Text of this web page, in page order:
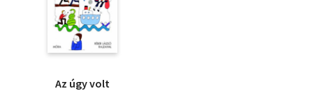
Az úgy volt